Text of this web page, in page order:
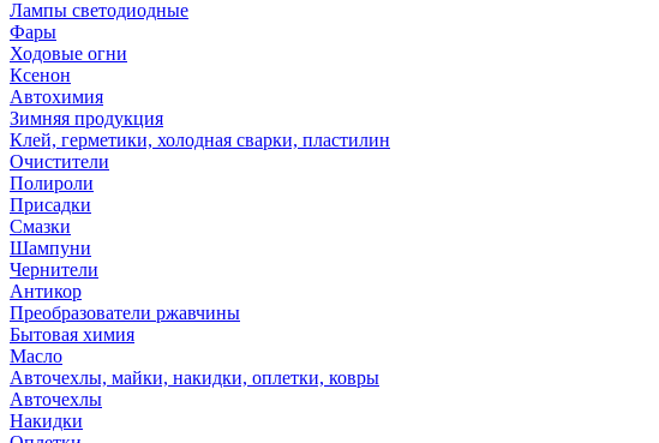
Лампы светодиодные
Фары
Ходовые огни
Ксенон
Автохимия
Зимняя продукция
Клей, герметики, холодная сварки, пластилин
Очистители
Полироли
Присадки
Смазки
Шампуни
Чернители
Антикор
Преобразователи ржавчины
Бытовая химия
Масло
Авточехлы, майки, накидки, оплетки, ковры
Авточехлы
Накидки